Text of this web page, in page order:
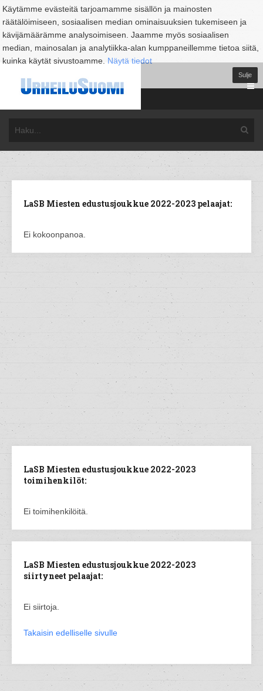
Käytämme evästeitä tarjoamamme sisällön ja mainosten
räätälöimiseen, sosiaalisen median ominaisuuksien tukemiseen ja
kävijämäärämme analysoimiseen. Jaamme myös sosiaalisen
median, mainosalan ja analytiikka-alan kumppaneillemme tietoa siitä,
kuinka käytät sivustoamme. Näytä tiedot
Sulje
LaSB Miesten edustusjoukkue 2022-2023 pelaajat:
Ei kokoonpanoa.
LaSB Miesten edustusjoukkue 2022-2023
toimihenkilöt:
Ei toimihenkilöitä.
LaSB Miesten edustusjoukkue 2022-2023
siirtyneet pelaajat:
Ei siirtoja.
Takaisin edelliselle sivulle